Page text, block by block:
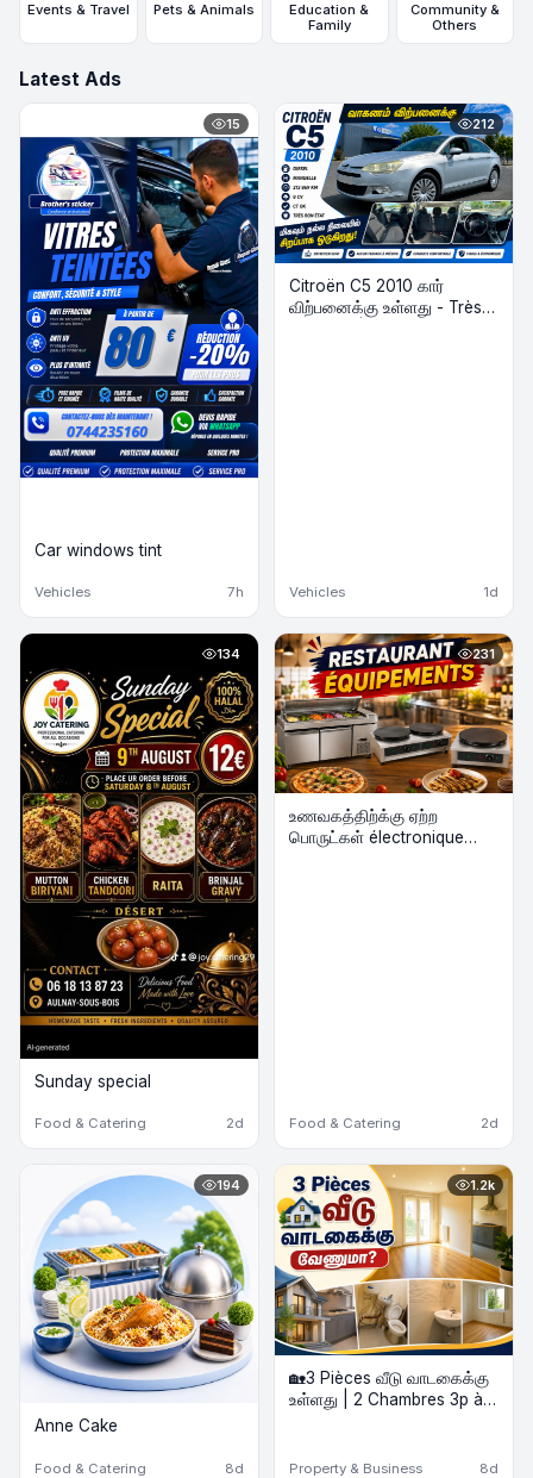
Events & Travel Pets & Animals
Education &
Family
Community &
Others
Latest Ads
15
Car windows tint
Vehicles 7h
212
Citroën C5 2010 கார்
விற்பனைக்கு உள்ளது - Très
Vehicles 1d
134
Sunday special
Food & Catering 2d
231
உணவகத்திற்க்கு ஏற்ற
பொருட்கள் électronique
Food & Catering 2d
194
Anne Cake
Food & Catering 8d
1.2k
🏡3 Pièces வீடு வாடகைக்கு
உள்ளது | 2 Chambres 3p à
Property & Business 8d